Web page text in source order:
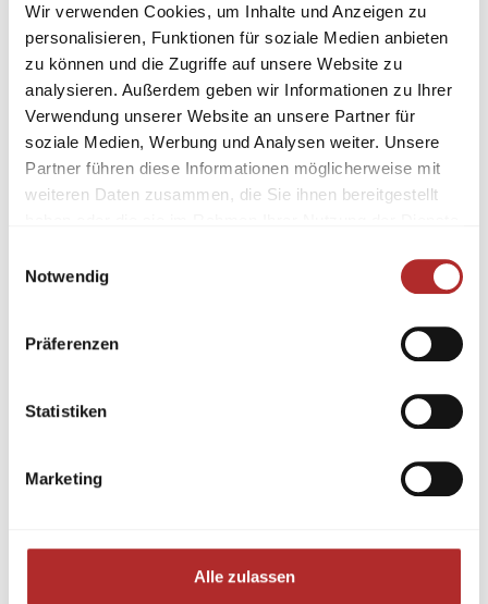
Wir verwenden Cookies, um Inhalte und Anzeigen zu
personalisieren, Funktionen für soziale Medien anbieten
zu können und die Zugriffe auf unsere Website zu
analysieren. Außerdem geben wir Informationen zu Ihrer
Verwendung unserer Website an unsere Partner für
soziale Medien, Werbung und Analysen weiter. Unsere
Partner führen diese Informationen möglicherweise mit
weiteren Daten zusammen, die Sie ihnen bereitgestellt
Notwendig
Präferenzen
Statistiken
Marketing
Alle zulassen